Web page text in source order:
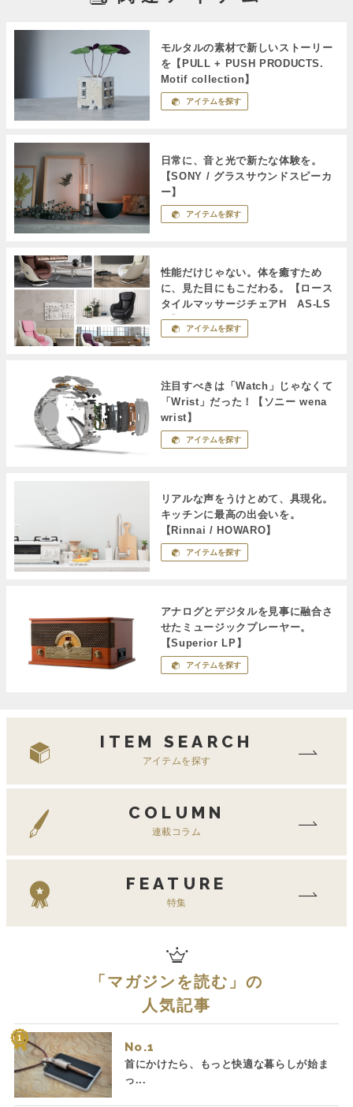
モルタルの素材で新しいストーリー
を【PULL + PUSH PRODUCTS.
Motif collection】
アイテムを探す
日常に、音と光で新たな体験を。
【SONY / グラスサウンドスピーカ
ー】
アイテムを探す
性能だけじゃない。体を癒すため
に、見た目にもこだわる。【ロース
タイルマッサージチェアH AS-LS
１】
アイテムを探す
注目すべきは「Watch」じゃなくて
「Wrist」だった！【ソニー wena
wrist】
アイテムを探す
リアルな声をうけとめて、具現化。
キッチンに最高の出会いを。
【Rinnai / HOWARO】
アイテムを探す
アナログとデジタルを見事に融合さ
せたミュージックプレーヤー。
【Superior LP】
アイテムを探す
ITEM SEARCH
アイテムを探す
COLUMN
連載コラム
FEATURE
特集
「 マガジンを読む 」の
人気記事
No.
首にかけたら、もっと快適な暮らしが始ま
っ...